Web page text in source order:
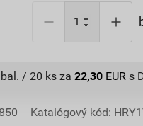
/ 20 ks za 22,30 EUR s
Katalógový kód: